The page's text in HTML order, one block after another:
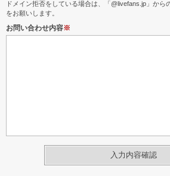
ドメイン拒否をしている場合は、「@livefans.jp」から
をお願いします。
お問い合わせ内容※
入力内容確認